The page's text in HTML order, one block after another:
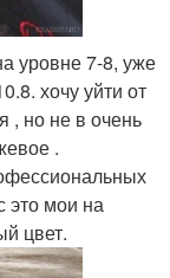
уровне 7-8, уже
хочу уйти от
, но не в очень
.
это мои на
цвет.